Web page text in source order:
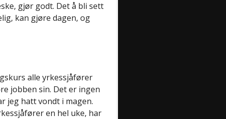
gjør godt. Det å bli sett
kan gjøre dagen, og
alle yrkessjåfører
jobben sin. Det er ingen
jeg hatt vondt i magen.
en hel uke, har